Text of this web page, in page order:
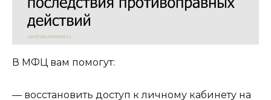
В МФЦ вам помогут:
— восстановить доступ к личному кабинету на